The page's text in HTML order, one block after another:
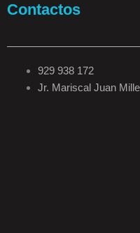
Contactos
929 938 172
Jr. Mariscal Juan